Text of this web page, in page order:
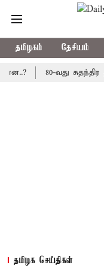
தமிழகம் தேசியம்
80-வது சுதந்திர
தமிழக செய்திகள்